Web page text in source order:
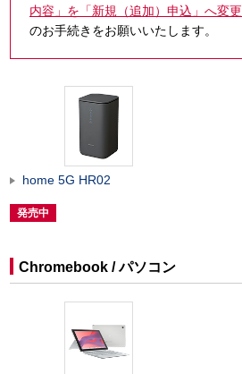
内容」を「新規（追加）申込」へ変更
のお手続きをお願いいたします。
home 5G HR02
発売中
Chromebook / パソコン